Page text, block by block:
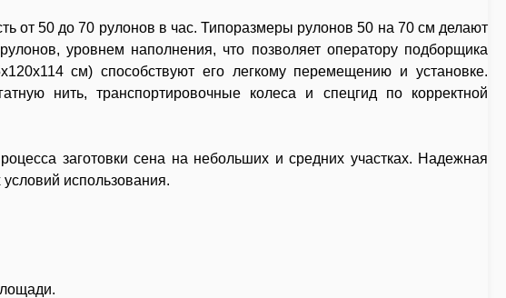
от 50 до 70 рулонов в час. Типоразмеры рулонов 50 на 70 см делают
уровнем наполнения, что позволяет оператору подборщика
см) способствуют его легкому перемещению и установке.
нить, транспортировочные колеса и спецгид по корректной
заготовки сена на небольших и средних участках. Надежная
использования.